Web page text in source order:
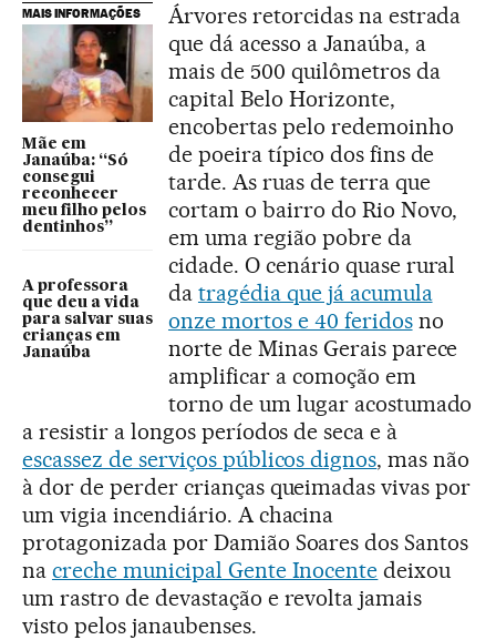
MAIS INFORMAÇÕES
Mãe em
Janaúba: “Só
consegui
reconhecer
meu filho pelos
dentinhos”
A professora
que deu a vida
para salvar suas
crianças em
Janaúba
Árvores retorcidas na estrada
que dá acesso a Janaúba, a
mais de 500 quilômetros da
capital Belo Horizonte,
encobertas pelo redemoinho
de poeira típico dos fins de
tarde. As ruas de terra que
cortam o bairro do Rio Novo,
em uma região pobre da
cidade. O cenário quase rural
da tragédia que já acumula
onze mortos e 40 feridosno
norte de Minas Gerais parece
amplificar a comoção em
torno de um lugar acostumado
a resistir a longos períodos de seca e à
escassez de serviços públicos dignos, mas não
à dor de perder crianças queimadas vivas por
um vigia incendiário. A chacina
protagonizada por Damião Soares dos Santos
na creche municipal Gente Inocente deixou
um rastro de devastação e revolta jamais
visto pelos janaubenses.